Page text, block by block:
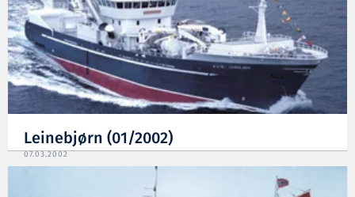
Leinebjørn (01/2002)
07.03.2002